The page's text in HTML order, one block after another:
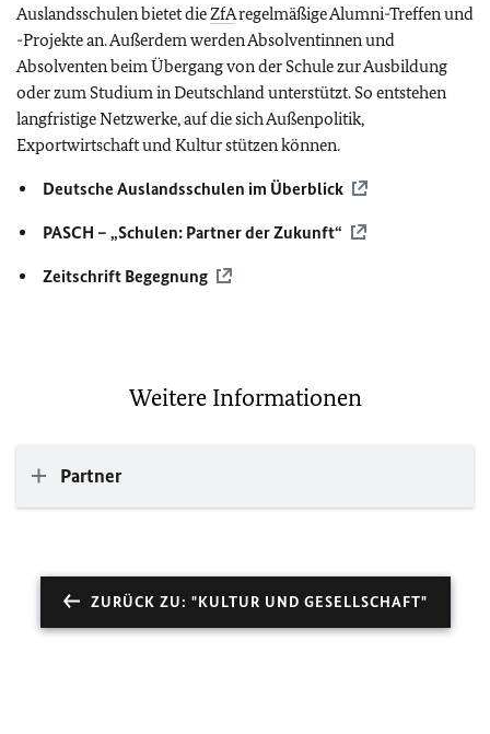
Auslandsschulen bietet dieZfAregelmäßige Alumni-Treffen und
-Projekte an. Außerdem werden Absolventinnen und
Absolventen beim Übergang von der Schule zur Ausbildung
oder zum Studium in Deutschland unterstützt. So entstehen
langfristige Netzwerke, auf die sich Außenpolitik,
Exportwirtschaft und Kultur stützen können.
Deutsche Auslandsschulen im Überblick
PASCH – „Schulen: Partner der Zukunft“
Zeitschrift Begegnung
Weitere Informationen
Partner
ZURÜCK ZU: "KULTUR UND GESELLSCHAFT"